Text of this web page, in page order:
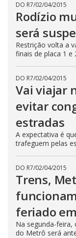
DO R7/02/04/2015
Rodízio
será
Restrição volta a
finais de placa 1 e
DO R7/02/04/2015
Vai viajar
evitar
estradas
A expectativa é
trafeguem pelas
DO R7/02/04/2015
Trens,
feriado
Na segunda-feira,
do Metrô será